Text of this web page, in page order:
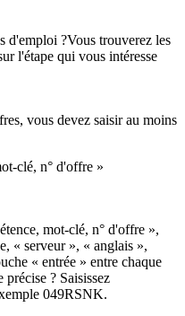
d'emploi ?Vous trouverez les
l'étape qui vous intéresse
vous devez saisir au moins
clé, n° d'offre »
mot-clé, n° d'offre »,
« serveur », « anglais »,
« entrée » entre chaque
? Saisissez
049RSNK.